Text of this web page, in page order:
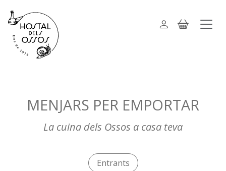
MENJARS PER EMPORTAR
La cuina dels Ossos a casa teva
Entrants